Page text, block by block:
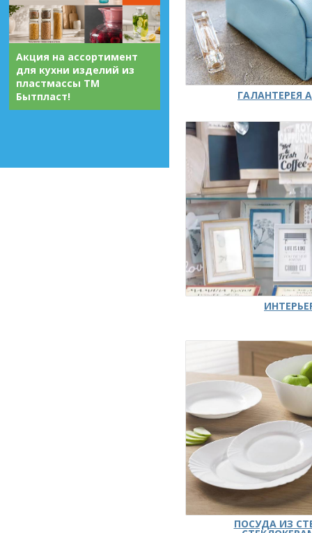
Акция на ассортимент
для кухни изделий из
пластмассы ТМ
Бытпласт!
ГАЛАНТЕРЕЯ
ПОСУДА ИЗ